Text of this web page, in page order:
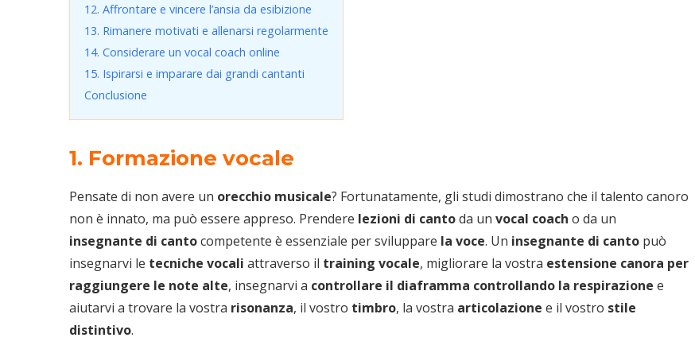
12. Affrontare e vincere l’ansia da esibizione
13. Rimanere motivati e allenarsi regolarmente
14. Considerare un vocal coach online
15. Ispirarsi e imparare dai grandi cantanti
Conclusione
1. Formazione vocale
Pensate di non avere un orecchio musicale? Fortunatamente, gli studi dimostrano che il talento canoro
non è innato, ma può essere appreso. Prendere lezioni di cantoda un vocal coach o da un
insegnante di cantocompetente è essenziale per sviluppare la voce. Un insegnante di canto può
insegnarvi le tecniche vocali attraverso il training vocale, migliorare la vostra estensione canora per
raggiungere le note alte, insegnarvi a controllare il diaframma controllando la respirazione e
aiutarvi a trovare la vostra risonanza, il vostro timbro, la vostra articolazione e il vostro stile
distintivo.